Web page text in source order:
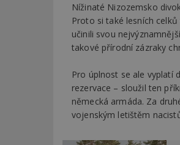
Nížinaté Nizozemsko
Proto si také lesních
učinili svou
takové přírodní zázraky
Pro úplnost se ale vyplatí
rezervace – sloužil ten
německá armáda. Za
vojenským letištěm